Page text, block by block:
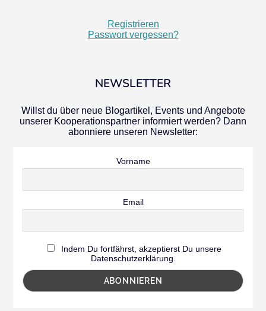
Registrieren
Passwort vergessen?
NEWSLETTER
Willst du über neue Blogartikel, Events und Angebote
unserer Kooperationspartner informiert werden? Dann
abonniere unseren Newsletter:
Vorname
Email
Indem Du fortfährst, akzeptierst Du unsere
Datenschutzerklärung.